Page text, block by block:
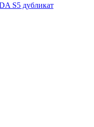
S5 дубликат